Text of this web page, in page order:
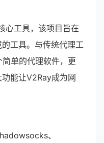
心工具，该项目旨在
工具。与传统代理工
单的代理软件，更
能让V2Ray成为网
、